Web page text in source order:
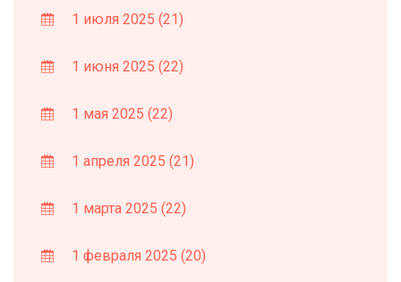
1 июля 2025 (21)
1 июня 2025 (22)
1 мая 2025 (22)
1 апреля 2025 (21)
1 марта 2025 (22)
1 февраля 2025 (20)